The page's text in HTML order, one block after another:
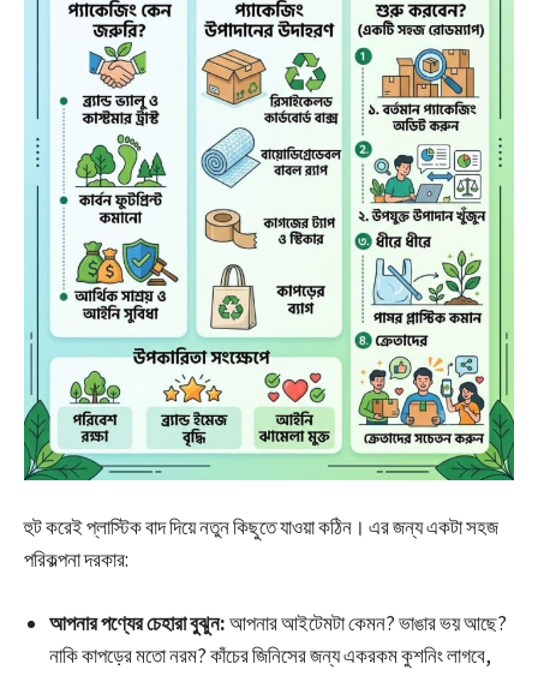
হুট করেই প্লাস্টিক বাদ দিয়ে নতুন কিছুতে যাওয়া কঠিন। এর জন্য একটা সহজ
পরিকল্পনা দরকার:
আপনার পণ্যের চেহারা বুঝুন:আপনার আইটেমটা কেমন? ভাঙার ভয় আছে?
নাকি কাপড়ের মতো নরম? কাঁচের জিনিসের জন্য একরকম কুশনিং লাগবে,